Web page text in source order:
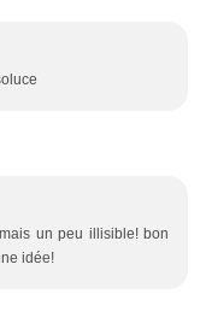
un peu illisible! bon
idée!